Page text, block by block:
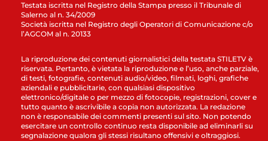
Testata iscritta nel Registro della Stampa presso il Tribunale di
Salerno al n. 34/2009
Società iscritta nel Registro degli Operatori di Comunicazione c/o
l’AGCOM al n. 20133
La riproduzione dei contenuti giornalistici della testata STILETV è
riservata. Pertanto, è vietata la riproduzione e l’uso, anche parziale,
di testi, fotografie, contenuti audio/video, filmati, loghi, grafiche
aziendali e pubblicitarie, con qualsiasi dispositivo
elettronico/digitale o per mezzo di fotocopie, registrazioni, cover e
tutto quanto è ascrivibile a copia non autorizzata. La redazione
non è responsabile dei commenti presenti sul sito. Non potendo
esercitare un controllo continuo resta disponibile ad eliminarli su
segnalazione qualora gli stessi risultano offensivi e oltraggiosi.